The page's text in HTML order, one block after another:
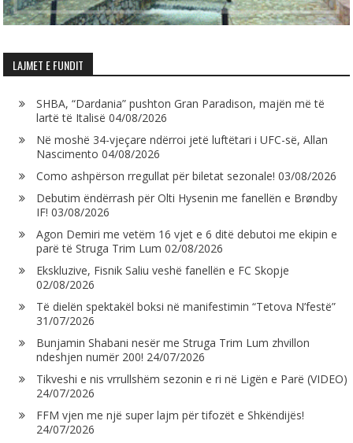
LAJMET E FUNDIT
SHBA, “Dardania” pushton Gran Paradison, majën më të
lartë të Italisë 04/08/2026
Në moshë 34-vjeçare ndërroi jetë luftëtari i UFC-së, Allan
Nascimento 04/08/2026
Como ashpërson rregullat për biletat sezonale! 03/08/2026
Debutim ëndërrash për Olti Hysenin me fanellën e Brøndby
IF! 03/08/2026
Agon Demiri me vetëm 16 vjet e 6 ditë debutoi me ekipin e
parë të Struga Trim Lum 02/08/2026
Ekskluzive, Fisnik Saliu veshë fanellën e FC Skopje
02/08/2026
Të dielën spektakël boksi në manifestimin “Tetova N’festë”
31/07/2026
Bunjamin Shabani nesër me Struga Trim Lum zhvillon
ndeshjen numër 200! 24/07/2026
Tikveshi e nis vrrullshëm sezonin e ri në Ligën e Parë (VIDEO)
24/07/2026
FFM vjen me një super lajm për tifozët e Shkëndijës!
24/07/2026